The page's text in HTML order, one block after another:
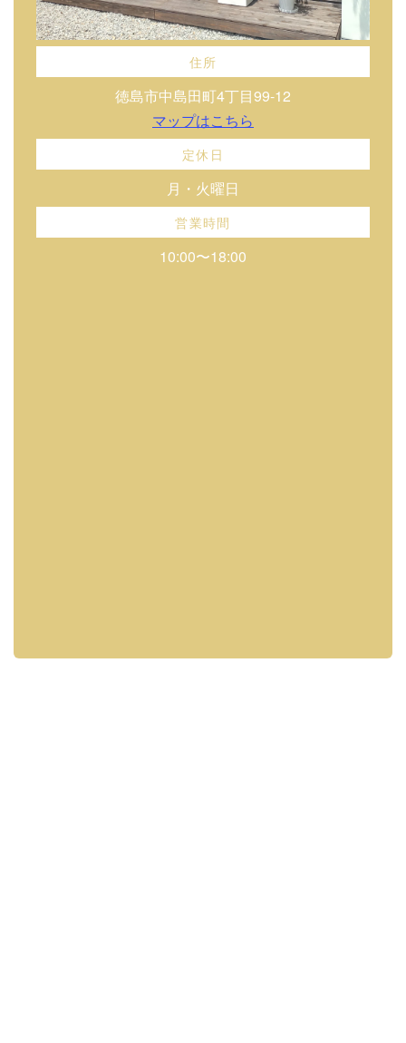
住所
徳島市中島田町4丁目99-12
マップはこちら
定休日
月・火曜日
営業時間
10:00〜18:00